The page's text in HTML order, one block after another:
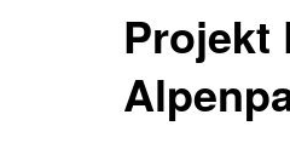
Projekt